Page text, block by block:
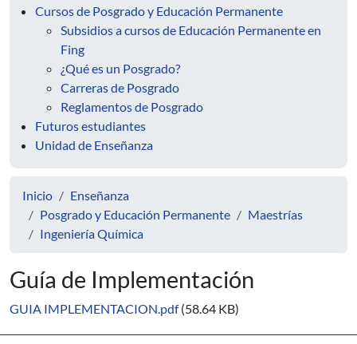
Cursos de Posgrado y Educación Permanente
Subsidios a cursos de Educación Permanente en
Fing
¿Qué es un Posgrado?
Carreras de Posgrado
Reglamentos de Posgrado
Futuros estudiantes
Unidad de Enseñanza
Inicio
Enseñanza
Posgrado y Educación Permanente
Maestrías
Ingeniería Química
Guía de Implementación
GUIA IMPLEMENTACION.pdf (58.64 KB)